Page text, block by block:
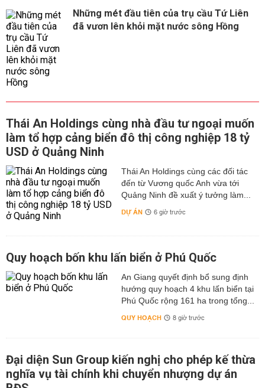
Những mét đầu tiên của trụ cầu Tứ Liên
đã vươn lên khỏi mặt nước sông Hồng
Thái An Holdings cùng nhà đầu tư ngoại muốn
làm tổ hợp cảng biển đô thị công nghiệp 18 tỷ
USD ở Quảng Ninh
Thái An Holdings cùng các đối tác
đến từ Vương quốc Anh vừa tới
Quảng Ninh đề xuất ý tưởng làm...
DỰ ÁN 6 giờ trước
Quy hoạch bốn khu lấn biển ở Phú Quốc
An Giang quyết định bổ sung định
hướng quy hoạch 4 khu lấn biển tại
Phú Quốc rộng 161 ha trong tổng...
QUY HOẠCH 8 giờ trước
Đại diện Sun Group kiến nghị cho phép kế thừa
nghĩa vụ tài chính khi chuyển nhượng dự án